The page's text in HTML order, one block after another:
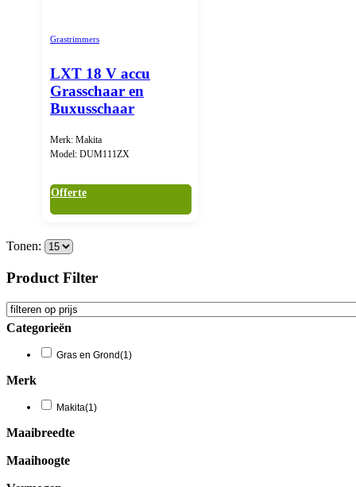
Grastrimmers
LXT 18 V accu
Grasschaar en
Buxusschaar
Merk: Makita
Model: DUM111ZX
Offerte
Tonen:
Product Filter
Categorieën
Gras en Grond(1)
Merk
Makita(1)
Maaibreedte
Maaihoogte